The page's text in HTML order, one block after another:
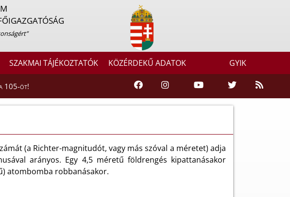
SZAKMAI TÁJÉKOZTATÓK KÖZÉRDEKŰ ADATOK GYIK
105-öt!
(a Richter-magnitudót, vagy más szóval a méretet) adja
arányos. Egy 4,5 méretű földrengés kipattanásakor
atombomba robbanásakor.